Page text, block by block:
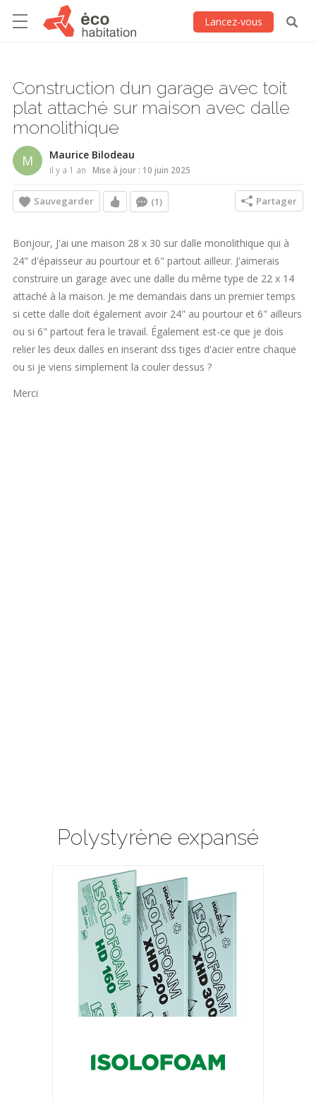
Lancez-vous
Construction dun garage avec toit
plat attaché sur maison avec dalle
monolithique
M Maurice Bilodeau
il y a 1 an Mise à jour : 10 juin 2025
Sauvegarder (1) Partager
Bonjour, J'ai une maison 28 x 30 sur dalle monolithique qui à
24" d'épaisseur au pourtour et 6" partout ailleur. J'aimerais
construire un garage avec une dalle du même type de 22 x 14
attaché à la maison. Je me demandais dans un premier temps
si cette dalle doit également avoir 24" au pourtour et 6" ailleurs
ou si 6" partout fera le travail. Également est-ce que je dois
relier les deux dalles en inserant dss tiges d'acier entre chaque
ou si je viens simplement la couler dessus ?
Merci
Polystyrène expansé